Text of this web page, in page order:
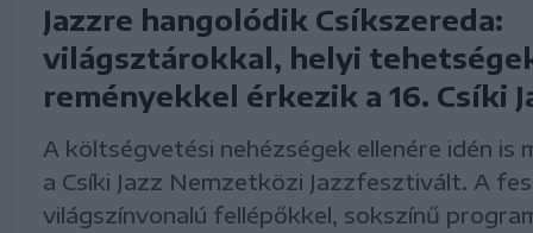
Jazzre hangolódik Csíkszereda:
világsztárokkal, helyi
reményekkel érkezik a 16. Csíki
A költségvetési nehézségek ellenére idén is
a Csíki Jazz Nemzetközi Jazzfesztivált. A
világszínvonalú fellépőkkel, sokszínű